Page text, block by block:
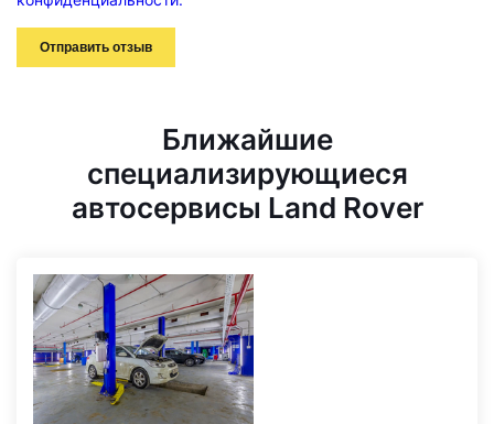
Отправить отзыв
Ближайшие
специализирующиеся
автосервисы Land Rover